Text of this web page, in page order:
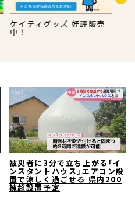
ケイティグッズ 好評販売
中！
被災者に3分で立ち上がる｢イ
ンスタントハウス｣エアコン設
置で涼しく過ごせる 県内200
棟超設置予定